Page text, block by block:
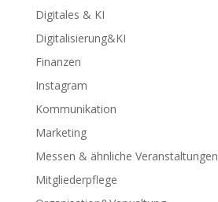
Digitales & KI
Digitalisierung&KI
Finanzen
Instagram
Kommunikation
Marketing
Messen & ähnliche Veranstaltungen
Mitgliederpflege